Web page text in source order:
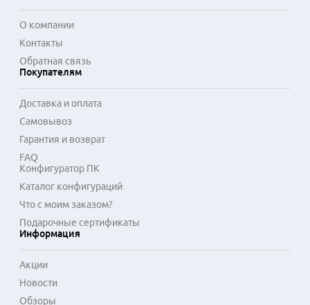
бытового прослушивания музыки. Благодаря высокой
востребованы в задачах звукорежиссуры, монтажа
аудиодорожек и критического анализа музыкального
материала. Технологические особенности делают
профессионалов, ценящих аутентичность и чистоту
воспроизведения.
О компании
Контакты
Обратная связь
Покупателям
Доставка и оплата
Самовывоз
Гарантия и возврат
FAQ
Конфигуратор ПК
Каталог конфигураций
Что с моим заказом?
Подарочные сертификаты
Информация
Акции
Новости
Обзоры